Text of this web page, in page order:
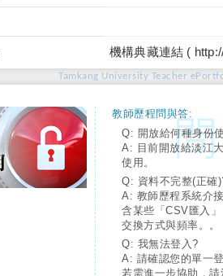
機構典藏連結 (
Tamkang University Teacher
教師歷程問與答:
Q: 開放給何種身份
A: 目前開放給淡江
使用。
Q: 資料不完整(正確
A: 教師歷程系統介
含某些「CSV匯入
交換方式與頻率。。
Q: 我無法登入?
A: 請確認您的單一
若需進一步協助，